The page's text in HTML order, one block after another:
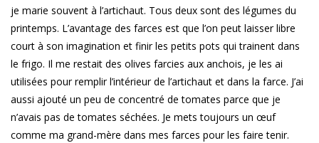
je marie souvent à l’artichaut. Tous deux sont des légumes du
printemps. L’avantage des farces est que l’on peut laisser libre
court à son imagination et finir les petits pots qui trainent dans
le frigo. Il me restait des olives farcies aux anchois, je les ai
utilisées pour remplir l’intérieur de l’artichaut et dans la farce. J’ai
aussi ajouté un peu de concentré de tomates parce que je
n’avais pas de tomates séchées. Je mets toujours un œuf
comme ma grand-mère dans mes farces pour les faire tenir.